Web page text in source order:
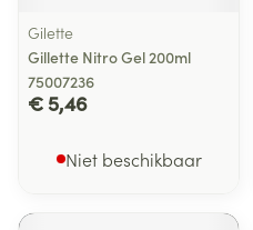
Gilette
Gillette Nitro Gel 200ml
75007236
€ 5,46
Niet beschikbaar